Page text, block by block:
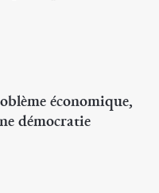
économique,
démocratie